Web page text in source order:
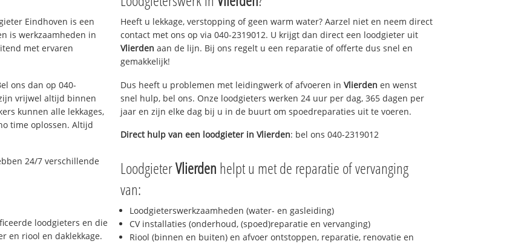
Eindhoven is een
is werkzaamheden in
met ervaren
ons dan op 040-
vrijwel altijd binnen
kunnen alle lekkages,
time oplossen. Altijd
24/7 verschillende
loodgieters en die
en riool en daklekkage.
Heeft u lekkage, verstopping of geen warm water? Aarzel niet en neem direct
contact met ons op via 040-2319012. U krijgt dan direct een loodgieter uit
Vlierden aan de lijn. Bij ons regelt u een reparatie of offerte dus snel en
gemakkelijk!
Dus heeft u problemen met leidingwerk of afvoeren in Vlierden en wenst
snel hulp, bel ons. Onze loodgieters werken 24 uur per dag, 365 dagen per
jaar en zijn elke dag bij u in de buurt om spoedreparaties uit te voeren.
Direct hulp van een loodgieter in Vlierden: bel ons 040-2319012
LoodgieterVlierden helpt u met de reparatie of vervanging
van:
Loodgieterswerkzaamheden (water- en gasleiding)
CV installaties (onderhoud, (spoed)reparatie en vervanging)
Riool (binnen en buiten) en afvoer ontstoppen, reparatie, renovatie en